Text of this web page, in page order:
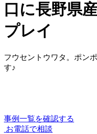
口に長野県
プレイ
フウセントウワタ。ポン
す♪
事例一覧を確認する
お電話で相談